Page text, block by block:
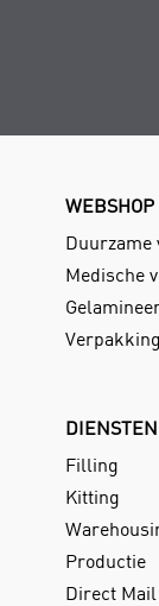
WEBSHOP
Duurzame
Medische
DIENSTEN
Filling
Kitting
Productie
Direct Mail